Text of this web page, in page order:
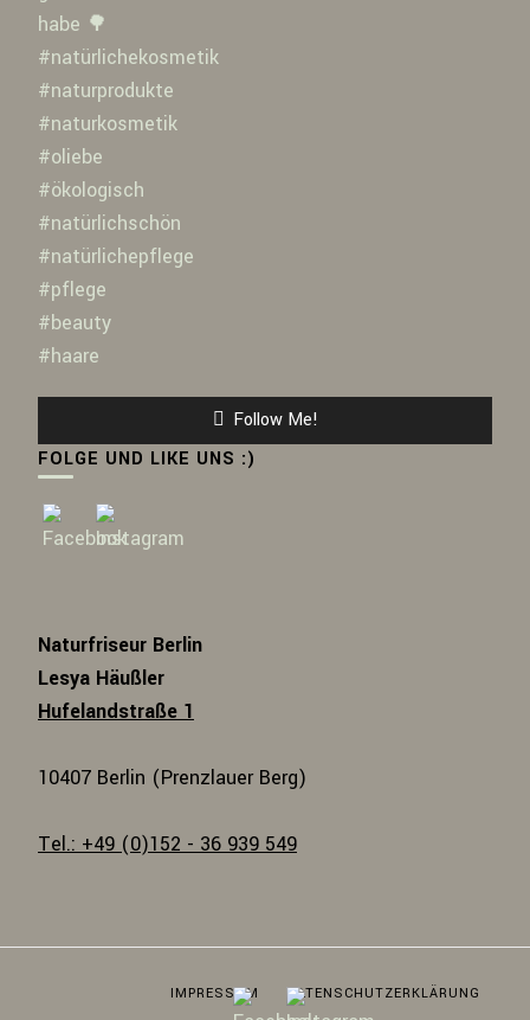
Follow Me!
FOLGE UND LIKE UNS :)
Naturfriseur Berlin
Lesya Häußler
Hufelandstraße 1
10407 Berlin (Prenzlauer Berg)
Tel.: +49 (0)152 - 36 939 549
IMPRESSUM DATENSCHUTZERKLÄRUNG